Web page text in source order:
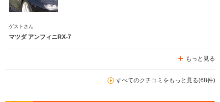
ゲストさん
マツダ アンフィニRX-7
もっと見る
すべてのクチコミをもっと見る(68件)